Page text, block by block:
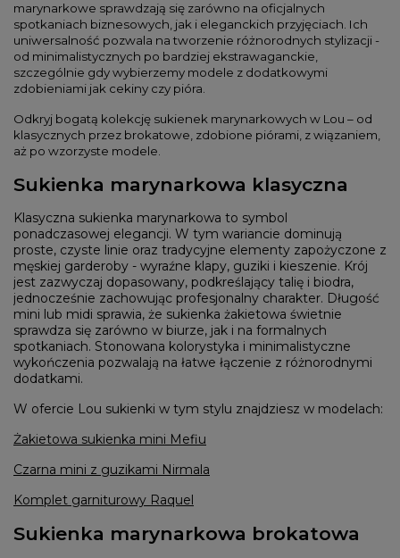
marynarkowe sprawdzają się zarówno na oficjalnych
spotkaniach biznesowych, jak i eleganckich przyjęciach. Ich
uniwersalność pozwala na tworzenie różnorodnych stylizacji -
od minimalistycznych po bardziej ekstrawaganckie,
szczególnie gdy wybierzemy modele z dodatkowymi
zdobieniami jak cekiny czy pióra.
Odkryj bogatą kolekcję sukienek marynarkowych w Lou – od
klasycznych przez brokatowe, zdobione piórami, z wiązaniem,
aż po wzorzyste modele.
Sukienka marynarkowa klasyczna
Klasyczna sukienka marynarkowa to symbol
ponadczasowej elegancji. W tym wariancie dominują
proste, czyste linie oraz tradycyjne elementy zapożyczone z
męskiej garderoby - wyraźne klapy, guziki i kieszenie. Krój
jest zazwyczaj dopasowany, podkreślający talię i biodra,
jednocześnie zachowując profesjonalny charakter. Długość
mini lub midi sprawia, że sukienka żakietowa świetnie
sprawdza się zarówno w biurze, jak i na formalnych
spotkaniach. Stonowana kolorystyka i minimalistyczne
wykończenia pozwalają na łatwe łączenie z różnorodnymi
dodatkami.
W ofercie Lou sukienki w tym stylu znajdziesz w modelach:
Żakietowa sukienka mini Mefiu
Czarna mini z guzikami Nirmala
Komplet garniturowy Raquel
Sukienka marynarkowa brokatowa